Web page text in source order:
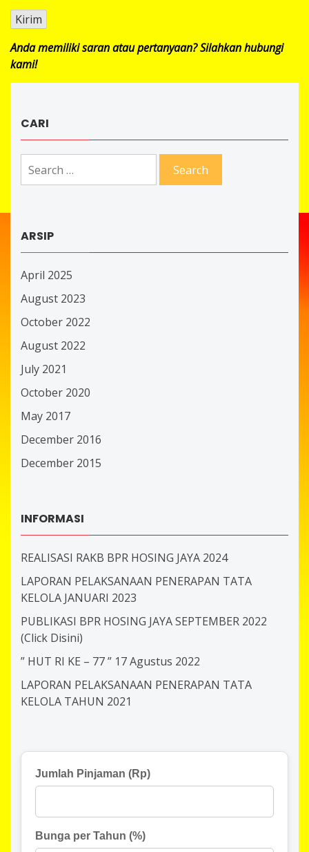
Anda memiliki saran atau pertanyaan? Silahkan hubungi
kami!
CARI
for:
ARSIP
April 2025
August 2023
October 2022
August 2022
July 2021
October 2020
May 2017
December 2016
December 2015
INFORMASI
REALISASI RAKB BPR HOSING JAYA 2024
LAPORAN PELAKSANAAN PENERAPAN TATA
KELOLA JANUARI 2023
PUBLIKASI BPR HOSING JAYA SEPTEMBER 2022
(Click Disini)
” HUT RI KE – 77 ” 17 Agustus 2022
LAPORAN PELAKSANAAN PENERAPAN TATA
KELOLA TAHUN 2021
Jumlah Pinjaman (Rp)
Bunga per Tahun (%)